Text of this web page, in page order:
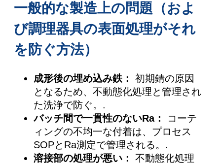
一般的な製造上の問題（およ
び調理器具の表面処理がそれ
を防ぐ方法）
成形後の埋め込み鉄：
初期錆の原因
となるため、不動態化処理と管理され
た洗浄で防ぐ。.
バッチ間で一貫性のないRa：
コーテ
ィングの不均一な付着は、プロセス
SOPとRa測定で管理される。.
溶接部の処理が悪い：
不動態化処理